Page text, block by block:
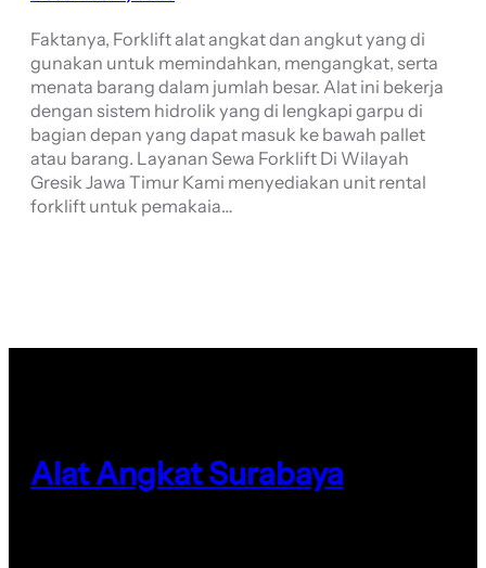
Faktanya, Forklift alat angkat dan angkut yang di
gunakan untuk memindahkan, mengangkat, serta
menata barang dalam jumlah besar. Alat ini bekerja
dengan sistem hidrolik yang di lengkapi garpu di
bagian depan yang dapat masuk ke bawah pallet
atau barang. Layanan Sewa Forklift Di Wilayah
Gresik Jawa Timur Kami menyediakan unit rental
forklift untuk pemakaia…
Alat Angkat Surabaya